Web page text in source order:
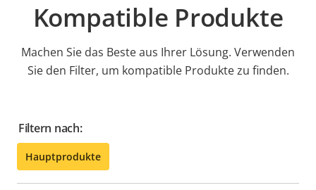
Kompatible Produkte
Machen Sie das Beste aus Ihrer Lösung. Verwenden
Sie den Filter, um kompatible Produkte zu finden.
Filtern nach:
Hauptprodukte